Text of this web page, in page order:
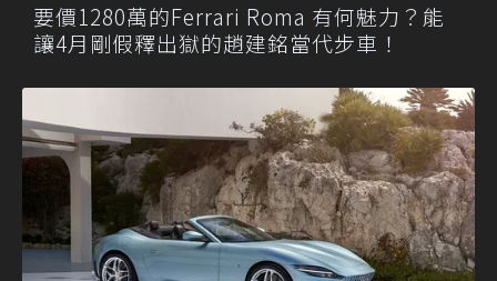
要價1280萬的Ferrari Roma 有何魅力？能
讓4月剛假釋出獄的趙建銘當代步車！